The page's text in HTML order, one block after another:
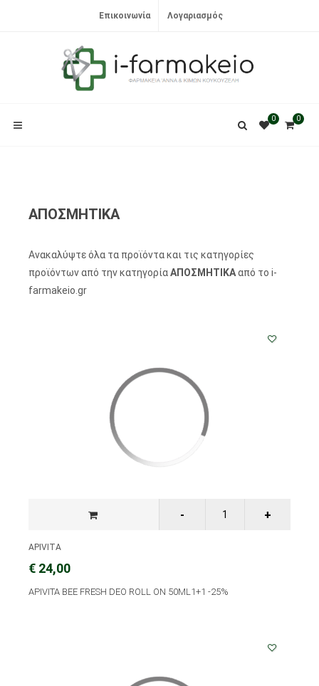
Επικοινωνία Λογαριασμός
0
0
ΑΠΟΣΜΗΤΙΚΑ
Ανακαλύψτε όλα τα προϊόντα και τις κατηγορίες
προϊόντων από την κατηγορίαΑΠΟΣΜΗΤΙΚΑαπό το i-
farmakeio.gr
APIVITA
€ 24,00
APIVITA BEE FRESH DEO ROLL ON 50ML1+1 -25%